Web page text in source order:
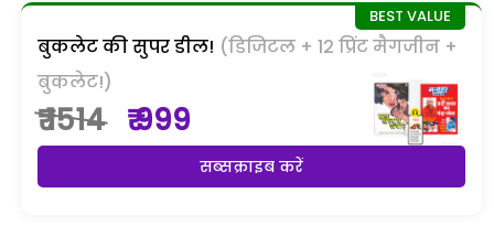
बुकलेट की सुपर डील! (डिजिटल + 12 प्रिंट मैगजीन +
बुकलेट!)
₹ 1514 ₹ 999
सब्सक्राइब करें